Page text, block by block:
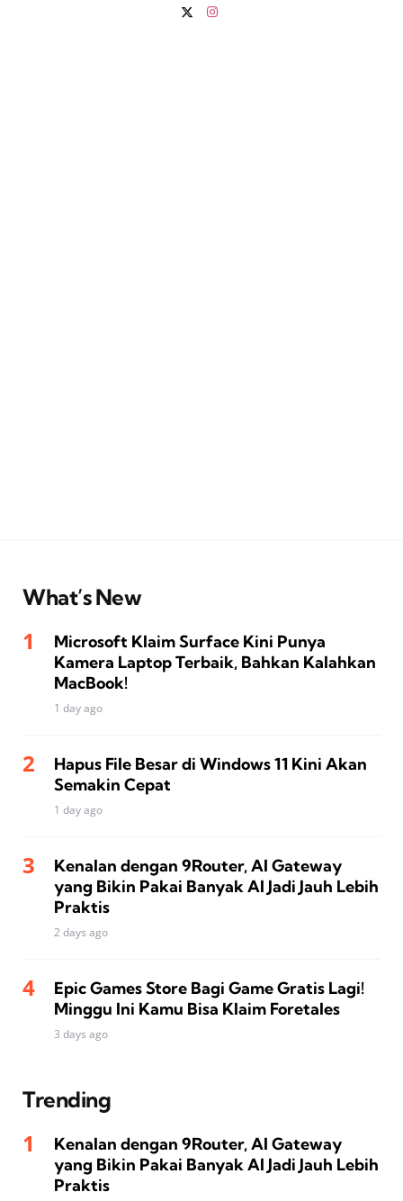
What’s New
Microsoft Klaim Surface Kini Punya
Kamera Laptop Terbaik, Bahkan Kalahkan
MacBook!
1 day ago
Hapus File Besar di Windows 11 Kini Akan
Semakin Cepat
1 day ago
Kenalan dengan 9Router, AI Gateway
yang Bikin Pakai Banyak AI Jadi Jauh Lebih
Praktis
2 days ago
Epic Games Store Bagi Game Gratis Lagi!
Minggu Ini Kamu Bisa Klaim Foretales
3 days ago
Trending
Kenalan dengan 9Router, AI Gateway
yang Bikin Pakai Banyak AI Jadi Jauh Lebih
Praktis